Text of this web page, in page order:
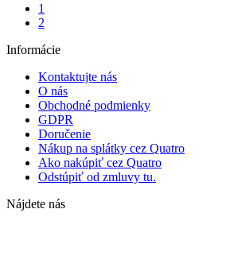
1
2
Informácie
Kontaktujte nás
O nás
Obchodné podmienky
GDPR
Doručenie
Nákup na splátky cez Quatro
Ako nakúpiť cez Quatro
Odstúpiť od zmluvy tu.
Nájdete nás